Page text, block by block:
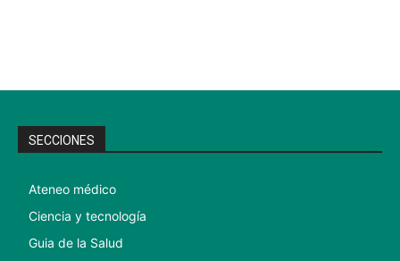
SECCIONES
Ateneo médico
Ciencia y tecnología
Guia de la Salud